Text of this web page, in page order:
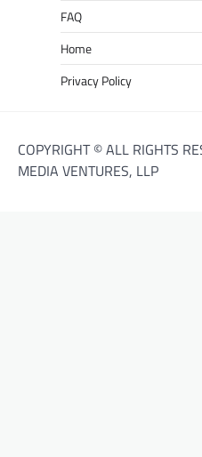
FAQ
Home
Privacy Policy
COPYRIGHT © ALL RIGHTS
MEDIA VENTURES, LLP